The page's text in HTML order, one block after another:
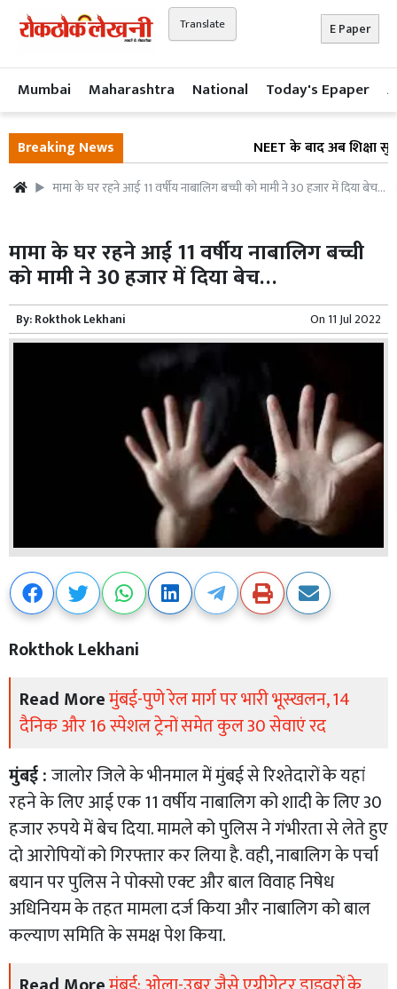
Translate E Paper
Mumbai Maharashtra National Today's Epaper
Breaking News NEET के बाद अब शिक्षा
मामा के घर रहने आई 11 वर्षीय नाबालिग बच्ची को मामी ने 30 हजार में दिया बेच…
मामा के घर रहने आई 11 वर्षीय नाबालिग बच्ची
को मामी ने 30 हजार में दिया बेच…
By:Rokthok Lekhani On 11 Jul 2022
Rokthok Lekhani
Read Moreमुंबई-पुणे रेल मार्ग पर भारी भूस्खलन, 14
दैनिक और 16 स्पेशल ट्रेनों समेत कुल 30 सेवाएं रद
मुंबई :जालोर जिले के भीनमाल में मुंबई से रिश्तेदारों के यहां
रहने के लिए आई एक 11 वर्षीय नाबालिग को शादी के लिए 30
हजार रुपये में बेच दिया. मामले को पुलिस ने गंभीरता से लेते हुए
दो आरोपियों को गिरफ्तार कर लिया है. वही, नाबालिग के पर्चा
बयान पर पुलिस ने पोक्सो एक्ट और बाल विवाह निषेध
अधिनियम के तहत मामला दर्ज किया और नाबालिग को बाल
कल्याण समिति के समक्ष पेश किया.